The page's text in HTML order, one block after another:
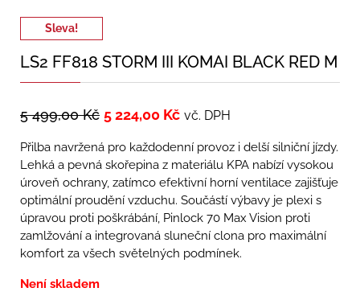
Sleva!
LS2 FF818 STORM III KOMAI BLACK RED M
5 499,00Kč 5 224,00 Kč vč. DPH
Přilba navržená pro každodenní provoz i delší silniční jízdy.
Lehká a pevná skořepina z materiálu KPA nabízí vysokou
úroveň ochrany, zatímco efektivní horní ventilace zajišťuje
optimální proudění vzduchu. Součástí výbavy je plexi s
úpravou proti poškrábání, Pinlock 70 Max Vision proti
zamlžování a integrovaná sluneční clona pro maximální
komfort za všech světelných podmínek.
Není skladem